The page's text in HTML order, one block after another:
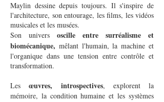
Maylin dessine depuis toujours. Il s'inspire de
l'architecture, son entourage, les films, les vidéos
musicales et les musées.
Son univers oscille entre surréalisme et
biomécanique, mêlant l'humain, la machine et
l'organique dans une tension entre contrôle et
transformation.
Lesœuvres, introspectives, explorent la
mémoire, la condition humaine et les systèmes